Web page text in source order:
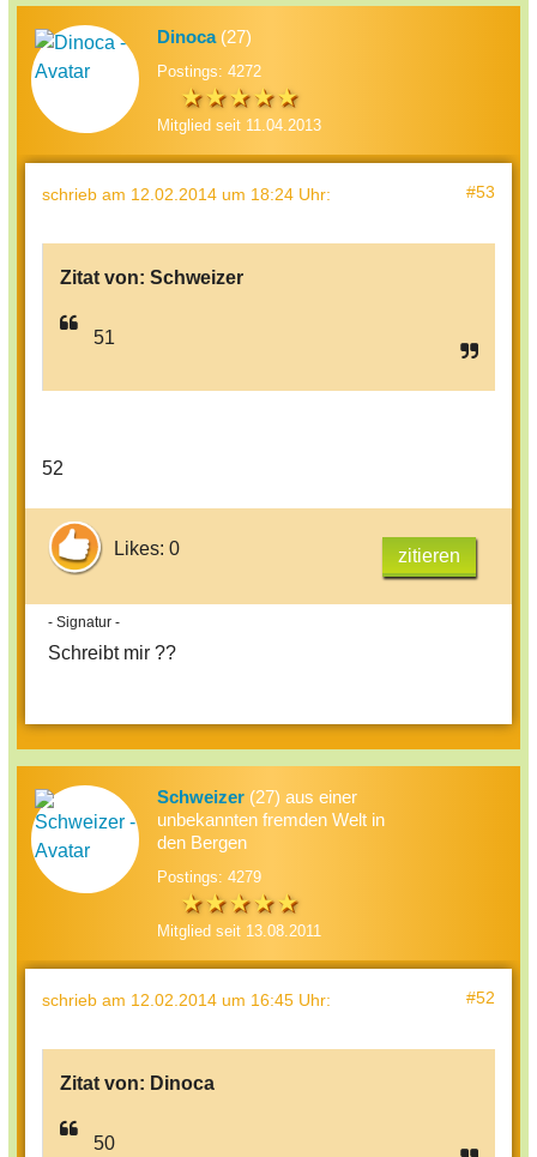
Dinoca(27)
Postings: 4272
Mitglied seit 11.04.2013
schrieb am 12.02.2014 um 18:24 Uhr: #53
Zitat von: Schweizer
51
52
Likes: 0 zitieren
- Signatur -
Schreibt mir ??
Schweizer (27) aus einer
unbekannten fremden Welt in
den Bergen
Postings: 4279
Mitglied seit 13.08.2011
schrieb am 12.02.2014 um 16:45 Uhr: #52
Zitat von: Dinoca
50